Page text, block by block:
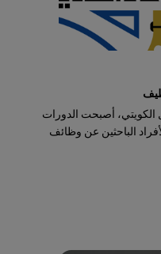
أصبحت الدورات
الباحثين عن وظائف